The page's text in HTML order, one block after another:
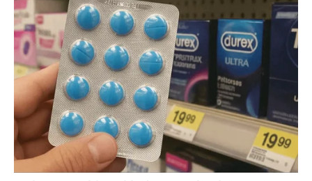
ćete konačno osećati da vas neko vidi bez potrebe da se
dokazujete.
KARMIČKI BALANS SE
USPOSTAVLJA
Ako ste bili fer kada su drugi bili nepošteni – sada vam se
vraća pravda.
Ako ste oprostili kada je bilo teško – sada dolazi mir.